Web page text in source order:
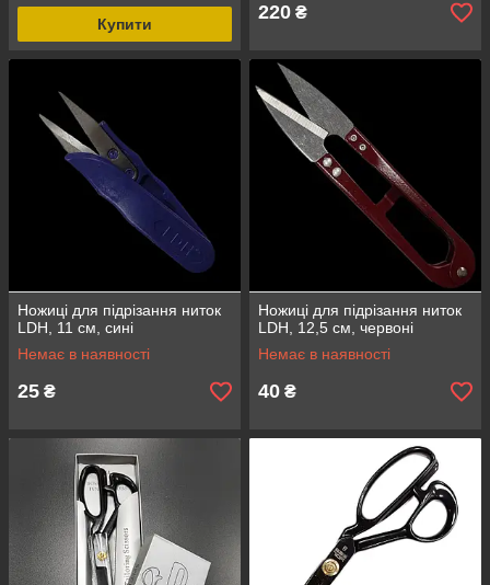
Купити
220 ₴
Ножиці для підрізання ниток
LDH, 11 см, сині
Немає в наявності
25 ₴
Ножиці для підрізання ниток
LDH, 12,5 см, червоні
Немає в наявності
40 ₴